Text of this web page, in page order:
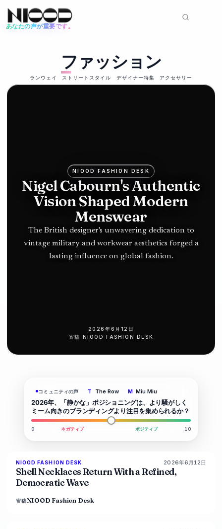
あなたの声が重要です。
ファッション
2026年6月12日
Mike
Boss in
luxury
ファッション
ランウェイ ストリートスタイル デザイナー特集 アクセサリー
NIOOD FASHION DESK
Nigel Cabourn's Authentic
Vision Shaped Modern
Menswear
The British designer's unwavering dedication to
vintage military and workwear aesthetics forged a
lasting influence on global fashion.
2026年6月12日
寄稿 NIOOD FASHION DESK
コミュニティの声 T The Row M Miu Miu
2026年、「静かな」ポジショニングは、より騒がしく
ミーム向きのブランディングより注目を集められるか？
0 ネガティブ ポジティブ 10
LIVE BRIEF
NIOOD FASHION DESK 2026年6月12日
Shell Necklaces Return With a Refined,
Democratic Wave
寄稿NIOOD Fashion Desk